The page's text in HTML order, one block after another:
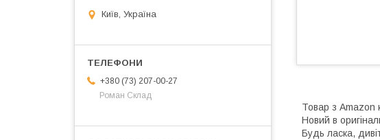
Товар з Amazon
Новий в
Будь ласка,
Київ, Україна
+380 (73) 207-00-27
Роман Склад